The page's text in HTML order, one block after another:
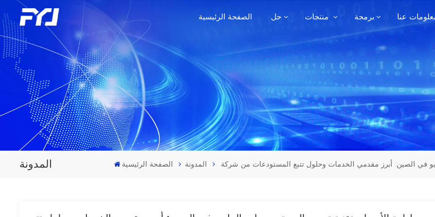
الصفحة الرئيسية حل برمجة عنا
المدونة الصفحة الرئيسية المدونة